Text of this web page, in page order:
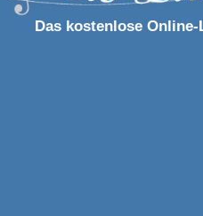
Das kostenlose